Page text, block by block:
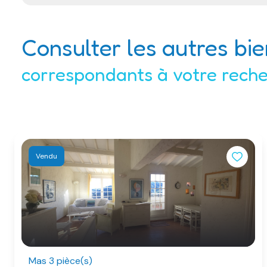
Consulter les autres
correspondants à votre
Vendu
Mas 3 pièce(s)